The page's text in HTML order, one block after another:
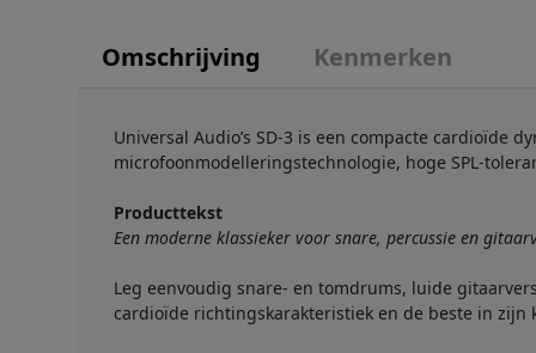
Omschrijving Kenmerken
Universal Audio’s SD-3 is een compacte cardioïde
microfoonmodelleringstechnologie, hoge SPL-
Producttekst
Een moderne klassieker voor snare, percussie en
Leg eenvoudig snare- en tomdrums, luide
cardioïde richtingskarakteristiek en de beste in